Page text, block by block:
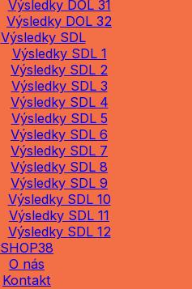
Výsledky DOL 31
Výsledky DOL 32
Výsledky SDL
Výsledky SDL 1
Výsledky SDL 2
Výsledky SDL 3
Výsledky SDL 4
Výsledky SDL 5
Výsledky SDL 6
Výsledky SDL 7
Výsledky SDL 8
Výsledky SDL 9
Výsledky SDL 10
Výsledky SDL 11
Výsledky SDL 12
SHOP38
O nás
Kontakt